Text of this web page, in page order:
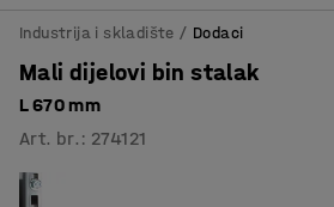
Industrija i skladište Dodaci
Mali dijelovi bin stalak
L 670 mm
Art. br. : 274121